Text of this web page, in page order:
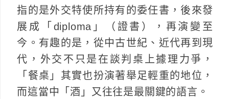
指的是外交特使所持有的委任書，後來發
展成「diploma」（證書），再演變至
今。有趣的是，從中古世紀、近代再到現
代，外交不只是在談判桌上據理力爭，
「餐桌」其實也扮演著舉足輕重的地位，
而這當中「酒」又往往是最關鍵的語言。